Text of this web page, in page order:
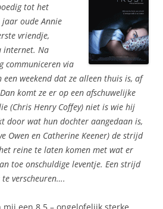
tot het
oude Annie
vriendje,
internet. Na
communiceren via
weekend dat ze alleen thuis is, af
komt ze er op een afschuwelijke
(Chris Henry Coffey) niet is wie hij
door wat hun dochter aangedaan is,
Owen en Catherine Keener) de strijd
reine te laten komen met wat er
toe onschuldige leventje. Een strijd
verscheuren….